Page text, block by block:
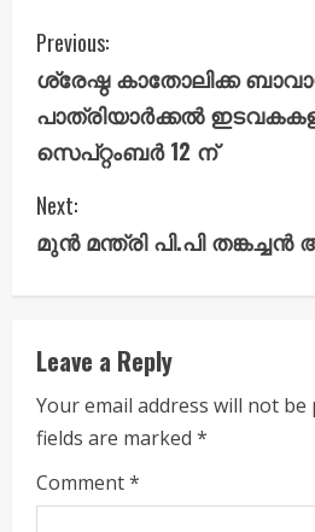
C
o
n
t
i
n
u
e
R
e
Previous:
ശ്രേഷ്ഠ കാതോലിക്ക
പാത്രിയാർക്കൽ
സെപ്റ്റംബർ 12 ന്
Next:
മുൻ മന്ത്രി പി.പി തങ്കച്ചൻ
Leave a Reply
Your email address will not be
fields are marked *
Comment*